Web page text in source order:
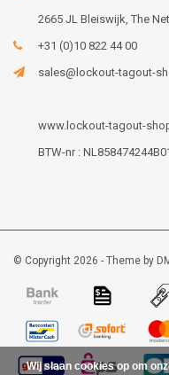
2665 JL Bleiswijk, The
+31 (0)10 822 44 00
sales@lockout-tagout-
www.lockout-tagout-
BTW-nr :
© Copyright 2026 - Theme by
Wij slaan cookies op om